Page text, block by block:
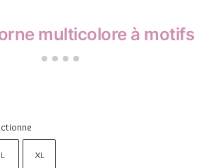
multicolore à motifs
L XL